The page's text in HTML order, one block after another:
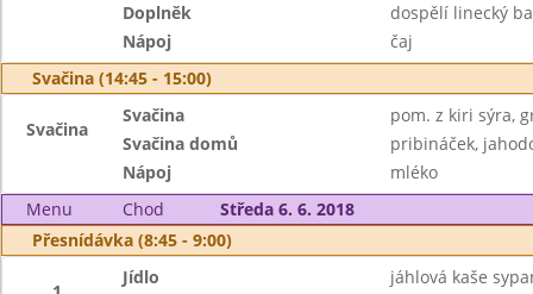
Doplněk
dospělí linecký
Nápoj
čaj
Svačina (14:45 - 15:00)
Svačina
Svačina
pom. z kiri sýra,
Svačina domů
pribináček,
Nápoj
mléko
Menu
Chod
Středa 6. 6. 2018
Přesnídávka (8:45 - 9:00)
Jídlo
jáhlová kaše